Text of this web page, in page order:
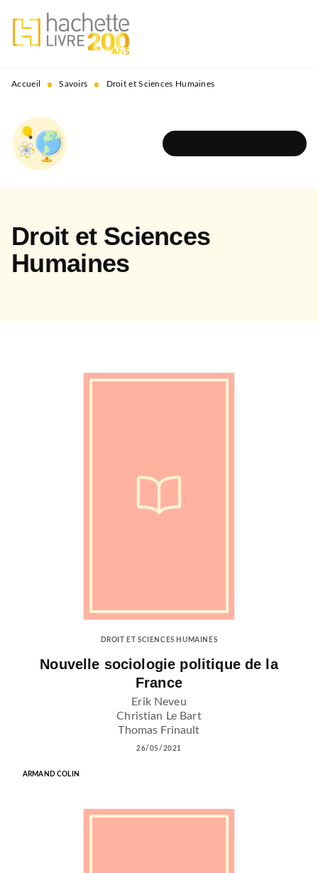
MENU RECHERCHE
PIED DE PAGE
Accueil • Savoirs • Droit et Sciences Humaines
Droit et Sciences
Humaines
DROIT ET SCIENCES HUMAINES
Nouvelle sociologie politique de la
France
Erik Neveu
Christian Le Bart
Thomas Frinault
26/05/2021
ARMAND COLIN